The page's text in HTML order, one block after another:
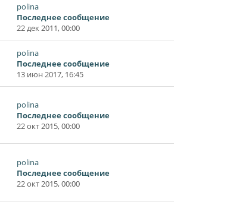
polina
Последнее сообщение
22 дек 2011, 00:00
polina
Последнее сообщение
13 июн 2017, 16:45
polina
Последнее сообщение
22 окт 2015, 00:00
polina
Последнее сообщение
22 окт 2015, 00:00